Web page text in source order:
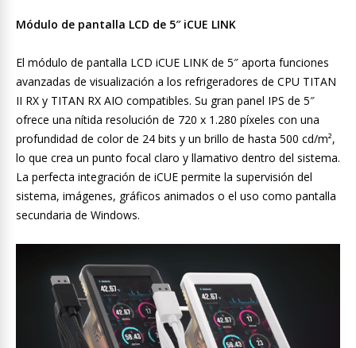
Módulo de pantalla LCD de 5″ iCUE LINK
El módulo de pantalla LCD iCUE LINK de 5″ aporta funciones
avanzadas de visualización a los refrigeradores de CPU TITAN
II RX y TITAN RX AIO compatibles. Su gran panel IPS de 5″
ofrece una nítida resolución de 720 x 1.280 píxeles con una
profundidad de color de 24 bits y un brillo de hasta 500 cd/m²,
lo que crea un punto focal claro y llamativo dentro del sistema.
La perfecta integración de iCUE permite la supervisión del
sistema, imágenes, gráficos animados o el uso como pantalla
secundaria de Windows.